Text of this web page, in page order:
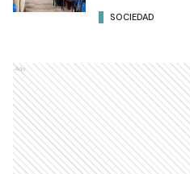
SOCIEDAD
Ads